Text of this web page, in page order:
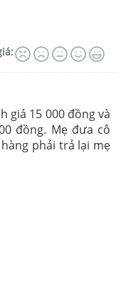
giá 15 000 đồng và
đồng. Mẹ đưa cô
phải trả lại mẹ